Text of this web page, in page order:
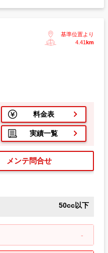
基準位置より
4.41km
料金表
実績一覧
メンテ問合せ
50cc以下
-